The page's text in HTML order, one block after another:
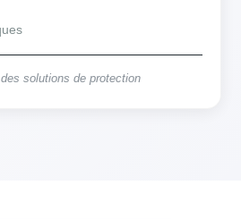
solutions de protection